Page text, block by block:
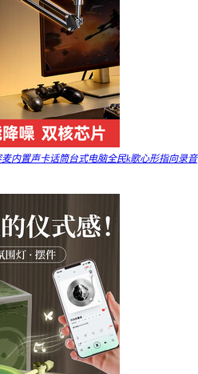
内置声卡话筒台式电脑全民k歌心形指向录音